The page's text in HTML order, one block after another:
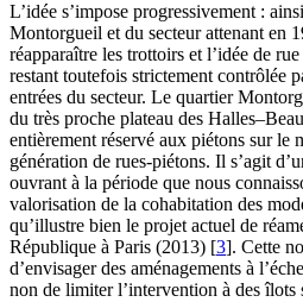
L’idée s’impose progressivement :
Montorgueil et du secteur attenant en
réapparaître les trottoirs et l’idée de
restant toutefois strictement contrôlée
entrées du secteur. Le quartier
du très proche plateau des
entièrement réservé aux piétons sur le
génération de rues-piétons. Il s’agit
ouvrant à la période que nous
valorisation de la cohabitation des
qu’illustre bien le projet actuel de
République à Paris (2013) [3]. Cette
d’envisager des aménagements à
non de limiter l’intervention à des îlots